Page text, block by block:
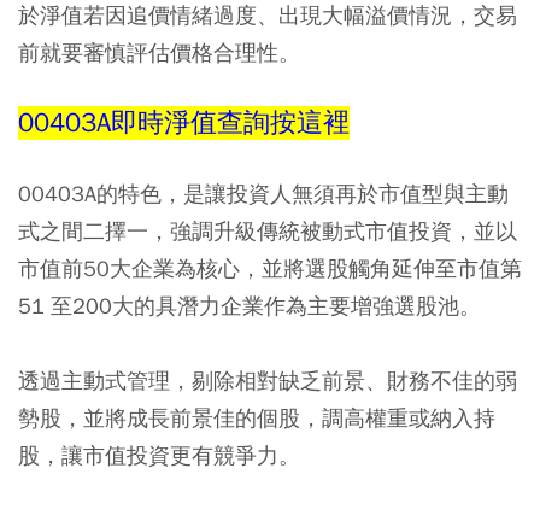
於淨值若因追價情緒過度、出現大幅溢價情況，交易
前就要審慎評估價格合理性。
00403A即時淨值查詢按這裡
00403A的特色，是讓投資人無須再於市值型與主動
式之間二擇一，強調升級傳統被動式市值投資，並以
市值前50大企業為核心，並將選股觸角延伸至市值第
51 至200大的具潛力企業作為主要增強選股池。
透過主動式管理，剔除相對缺乏前景、財務不佳的弱
勢股，並將成長前景佳的個股，調高權重或納入持
股，讓市值投資更有競爭力。